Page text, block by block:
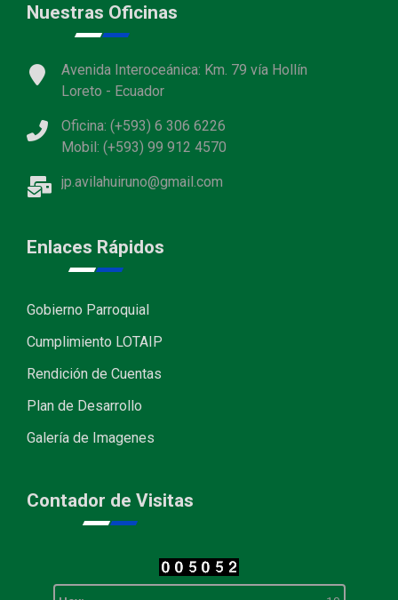
Nuestras Oficinas
Avenida Interoceánica: Km. 79 vía Hollín
Loreto - Ecuador
Oficina: (+593) 6 306 6226
Mobil: (+593) 99 912 4570
jp.avilahuiruno@gmail.com
Enlaces Rápidos
Gobierno Parroquial
Cumplimiento LOTAIP
Rendición de Cuentas
Plan de Desarrollo
Galería de Imagenes
Contador de Visitas